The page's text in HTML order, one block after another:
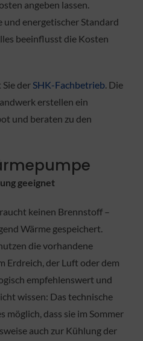
angeben lassen.
und energetischer Standard
beeinflusst die Kosten
derSHK-Fachbetrieb. Die
erstellen ein
und beraten zu den
geeignet
keinen Brennstoff –
Wärme gespeichert.
die vorhandene
Erdreich, der Luft oder dem
empfehlenswert und
wissen: Das technische
möglich, dass sie im Sommer
auch zur Kühlung der